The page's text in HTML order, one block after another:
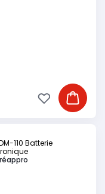
Ajouter
Ajouter à ma
110 Batterie